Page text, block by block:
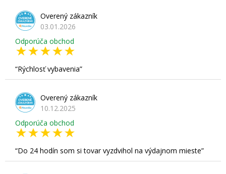
Overený zákazník
03.01.2026
Odporúča obchod
Rýchlosť vybavenia
Overený zákazník
10.12.2025
Odporúča obchod
Do 24 hodín som si tovar vyzdvihol na výdajnom mieste